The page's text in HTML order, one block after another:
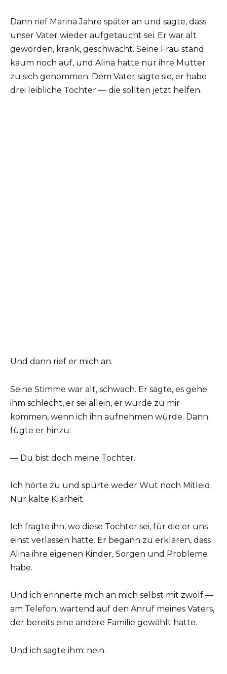
Dann rief Marina Jahre später an und sagte, dass
unser Vater wieder aufgetaucht sei. Er war alt
geworden, krank, geschwächt. Seine Frau stand
kaum noch auf, und Alina hatte nur ihre Mutter
zu sich genommen. Dem Vater sagte sie, er habe
drei leibliche Töchter — die sollten jetzt helfen.
Und dann rief er mich an.
Seine Stimme war alt, schwach. Er sagte, es gehe
ihm schlecht, er sei allein, er würde zu mir
kommen, wenn ich ihn aufnehmen würde. Dann
fügte er hinzu:
— Du bist doch meine Tochter.
Ich hörte zu und spürte weder Wut noch Mitleid.
Nur kalte Klarheit.
Ich fragte ihn, wo diese Tochter sei, für die er uns
einst verlassen hatte. Er begann zu erklären, dass
Alina ihre eigenen Kinder, Sorgen und Probleme
habe.
Und ich erinnerte mich an mich selbst mit zwölf —
am Telefon, wartend auf den Anruf meines Vaters,
der bereits eine andere Familie gewählt hatte.
Und ich sagte ihm: nein.